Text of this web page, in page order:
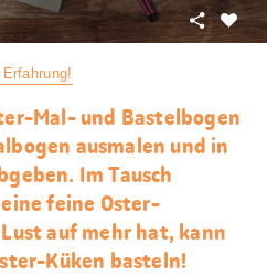
Teilen
Mal- und Bastelbogen
ausmalen und in
Im Tausch
feine Oster-
auf mehr hat, kann
Küken basteln!